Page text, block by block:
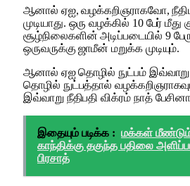
ஆனால் ஏஐ, வழக்கறிஞராகவோ,
முடியாது. ஒரு வழக்கில் 10 பேர் மீது
சூழ்நிலைகளின் அடிப்படையில் 9
ஒருவருக்கு ஜாமீன் மறுக்க முடியும்.
ஆனால் ஏஐ தொழில் நுட்பம்
தொழில் நுட்பத்தால்
இவ்வாறு நீதிபதி விக்ரம் நாத்
இதையும் படிக்க : மக்கள் மீண்டும்
காந்திக்கு தகுந்த பதிலை
பிரசாத்